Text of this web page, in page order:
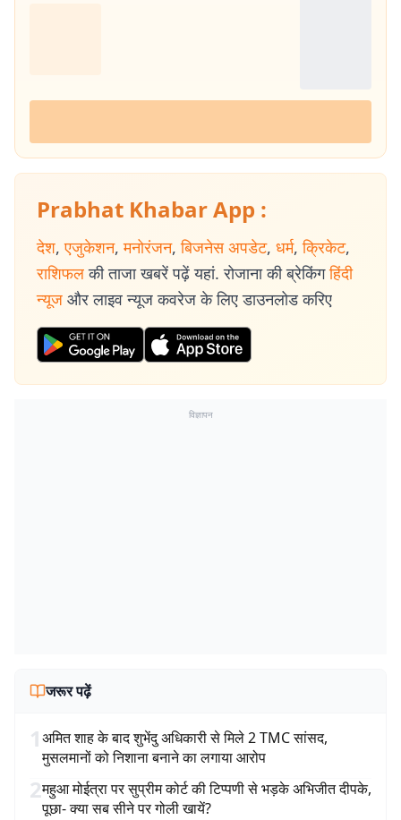
Prabhat Khabar App :
देश, एजुकेशन, मनोरंजन, बिजनेस अपडेट, धर्म, क्रिकेट,
राशिफल की ताजा खबरें पढ़ें यहां. रोजाना की ब्रेकिंग हिंदी
न्यूज और लाइव न्यूज कवरेज के लिए डाउनलोड करिए
विज्ञापन
जरूर पढ़ें
1अमित शाह के बाद शुभेंदु अधिकारी से मिले 2 TMC सांसद,
मुसलमानों को निशाना बनाने का लगाया आरोप
2महुआ मोईत्रा पर सुप्रीम कोर्ट की टिप्पणी से भड़के अभिजीत दीपके,
पूछा- क्या सब सीने पर गोली खायें?